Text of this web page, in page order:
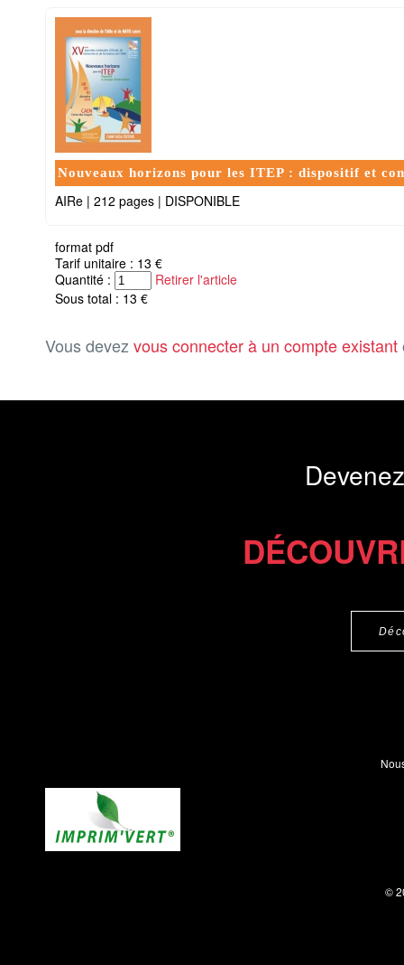
Nouveaux horizons pour les ITEP : dispositif et
AIRe | 212 pages | DISPONIBLE
format pdf
Tarif unitaire : 13 €
Quantité :
Retirer l'article
Sous total : 13 €
Vous devez vous connecter à un compte existant
©